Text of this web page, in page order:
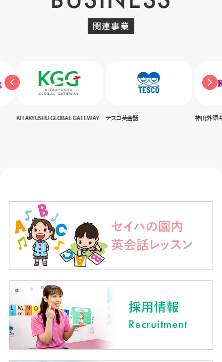
関連事業
GLOBAL GATEWAY テスコ英会話 神田外語キッズクラブ